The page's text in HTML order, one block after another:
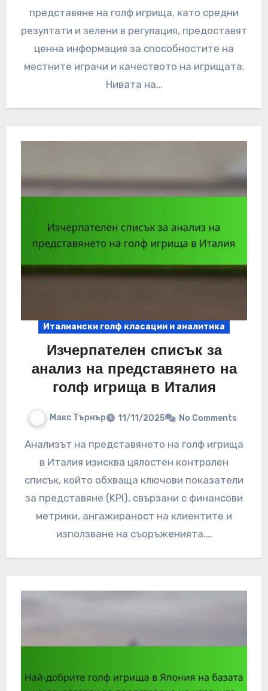
представяне на голф игрища, като средни
резултати и зелени в регулация, предоставят
ценна информация за способностите на
местните играчи и качеството на игрищата.
Нивата на…
Италиански голф класации и аналитика
Изчерпателен списък за
анализ на представянето на
голф игрища в Италия
Макс Търнър 11/11/2025 No Comments
Анализът на представянето на голф игрища
в Италия изисква цялостен контролен
списък, който обхваща ключови показатели
за представяне (KPI), свързани с финансови
метрики, ангажираност на клиентите и
използване на съоръженията.…